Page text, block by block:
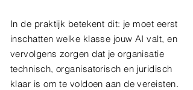
In de praktijk betekent dit: je moet eerst
inschatten welke klasse jouw AI valt, en
vervolgens zorgen dat je organisatie
technisch, organisatorisch en juridisch
klaar is om te voldoen aan de vereisten.